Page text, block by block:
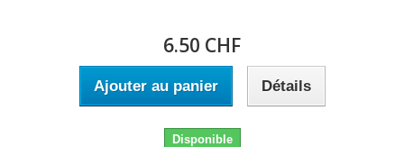
6.50 CHF
Ajouter au panier Détails
Disponible